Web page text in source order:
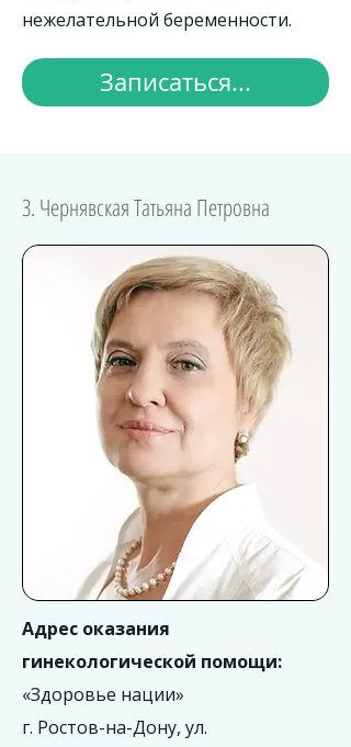
нежелательной беременности.
Записаться...
3. Чернявская Татьяна Петровна
Адрес оказания
гинекологической помощи:
«Здоровье нации»
г. Ростов-на-Дону, ул.